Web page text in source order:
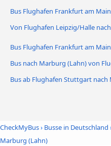
Bus Flughafen Frankfurt am
Von Flughafen Leipzig/Halle
Bus Flughafen Frankfurt am
Bus nach Marburg (Lahn) von
Bus ab Flughafen Stuttgart nach
CheckMyBus› Busse in Deutschland
Marburg (Lahn)